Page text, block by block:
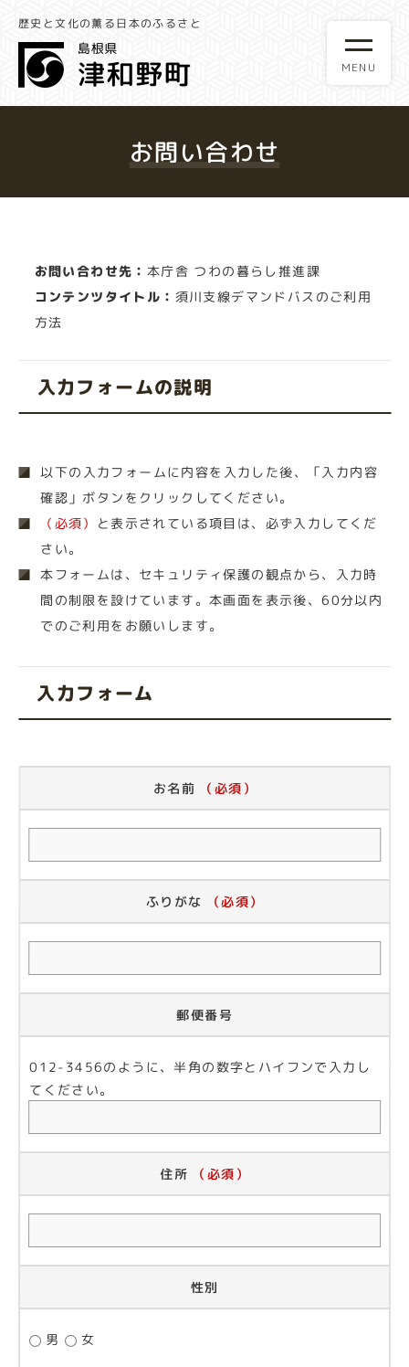
歴史と文化の薫る日本のふるさと
お問い合わせ
お問い合わせ先： 本庁舎 つわの暮らし推進課
コンテンツタイトル： 須川支線デマンドバスのご利用
方法
入力フォームの説明
以下の入力フォームに内容を入力した後、「入力内容
確認」ボタンをクリックしてください。
（必須） と表示されている項目は、必ず入力してくだ
さい。
本フォームは、セキュリティ保護の観点から、入力時
間の制限を設けています。本画面を表示後、60分以内
でのご利用をお願いします。
入力フォーム
お名前 （必須）
ふりがな （必須）
郵便番号
012-3456のように、半角の数字とハイフンで入力し
てください。
住所 （必須）
性別
男 女